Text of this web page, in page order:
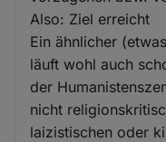
Also: Ziel erreicht
Ein ähnlicher
läuft wohl auch
der
nicht
laizistischen oder